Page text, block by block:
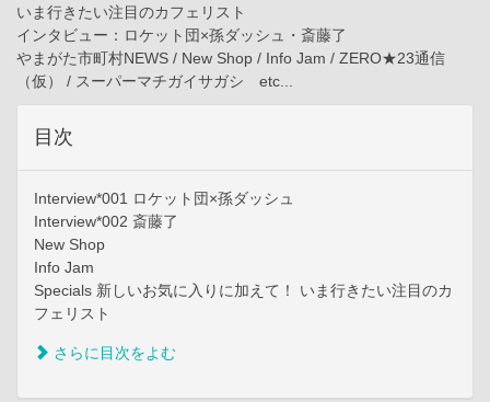
いま行きたい注目のカフェリスト
インタビュー：ロケット団×孫ダッシュ・斎藤了
やまがた市町村NEWS / New Shop / Info Jam / ZERO★23通信
（仮） / スーパーマチガイサガシ etc...
目次
Interview*001 ロケット団×孫ダッシュ
Interview*002 斎藤了
New Shop
Info Jam
Specials 新しいお気に入りに加えて！ いま行きたい注目のカ
フェリスト
さらに目次をよむ